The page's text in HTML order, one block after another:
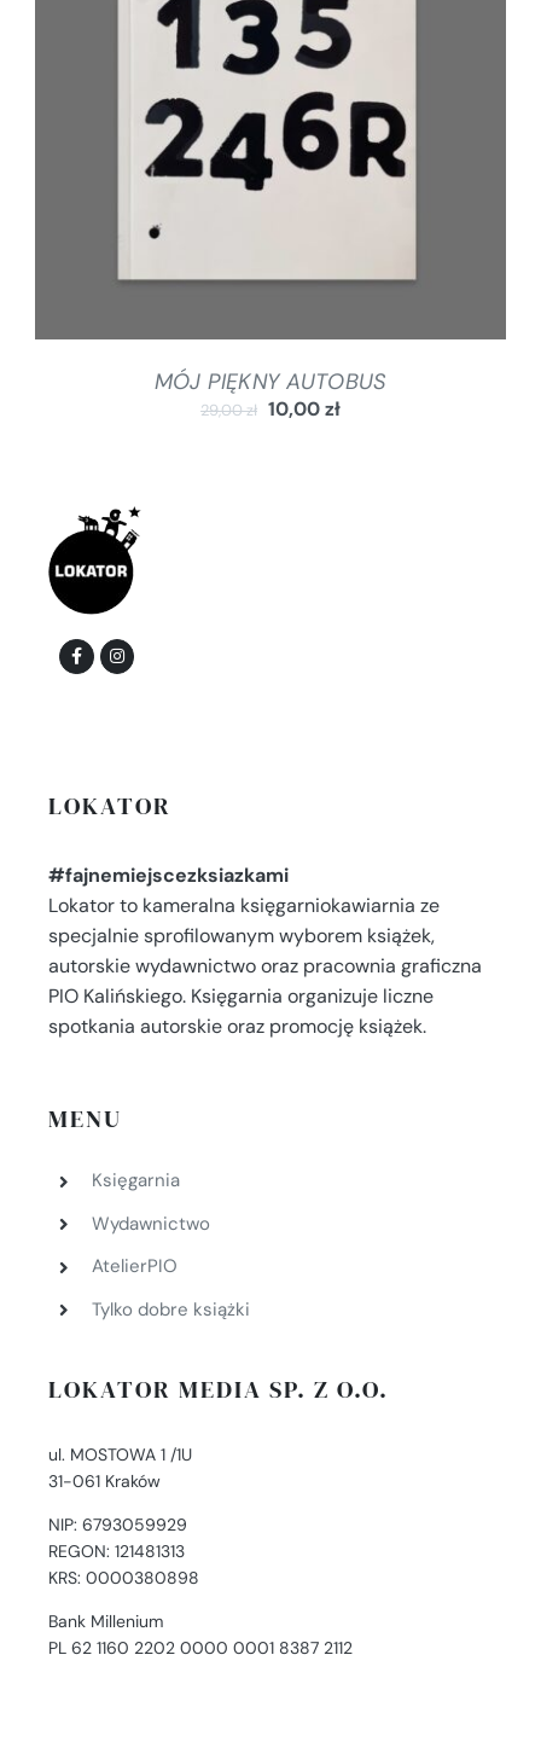
DODAJ DO KOSZYKA / SZCZEGÓŁY
MÓJ PIĘKNY AUTOBUS
29,00zł 10,00zł
LOKATOR
#fajnemiejscezksiazkami
Lokator to kameralna księgarniokawiarnia ze
specjalnie sprofilowanym wyborem książek,
autorskie wydawnictwo oraz pracownia graficzna
PIO Kalińskiego. Księgarnia organizuje liczne
spotkania autorskie oraz promocję książek.
MENU
Księgarnia
Wydawnictwo
AtelierPIO
Tylko dobre książki
LOKATOR MEDIA SP. Z O.O.
ul. MOSTOWA 1 /1U
31-061 Kraków
NIP: 6793059929
REGON: 121481313
KRS: 0000380898
Bank Millenium
PL 62 1160 2202 0000 0001 8387 2112